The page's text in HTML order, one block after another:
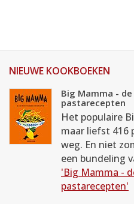
NIEUWE KOOKBOEKEN
Big Mamma -
pastarecepten
Het populaire
maar liefst 416
weg. En niet
een bundeling
'Big Mamma -
pastarecepten'